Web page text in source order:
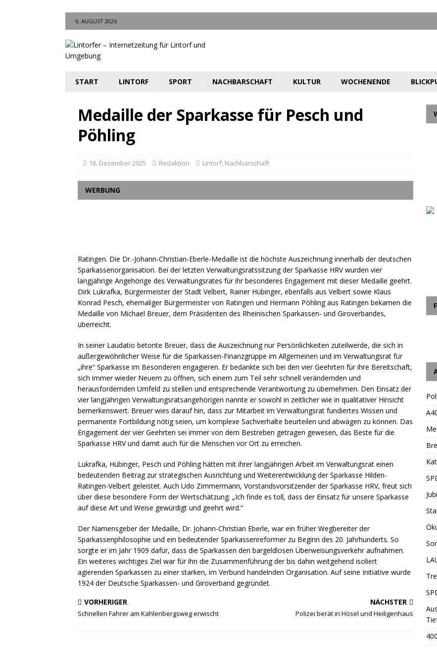
6. AUGUST 2026
START LINTORF SPORT NACHBARSCHAFT KULTUR WOCHENENDE
Medaille der Sparkasse für Pesch und
Pöhling
16. Dezember 2025 Redaktion Lintorf, Nachbarschaft
WERBUNG
Ratingen. Die Dr.-Johann-Christian-Eberle-Medaille ist die höchste Auszeichnung innerhalb der deutschen
Sparkassenorganisation. Bei der letzten Verwaltungsratssitzung der Sparkasse HRV wurden vier
langjährige Angehörige des Verwaltungsrates für ihr besonderes Engagement mit dieser Medaille geehrt.
Dirk Lukrafka, Bürgermeister der Stadt Velbert, Rainer Hübinger, ebenfalls aus Velbert sowie Klaus
Konrad Pesch, ehemaliger Bürgermeister von Ratingen und Hermann Pöhling aus Ratingen bekamen die
Medaille von Michael Breuer, dem Präsidenten des Rheinischen Sparkassen- und Giroverbandes,
überreicht.
In seiner Laudatio betonte Breuer, dass die Auszeichnung nur Persönlichkeiten zuteilwerde, die sich in
außergewöhnlicher Weise für die Sparkassen-Finanzgruppe im Allgemeinen und im Verwaltungsrat für
„ihre“ Sparkasse im Besonderen engagieren. Er bedankte sich bei den vier Geehrten für ihre Bereitschaft,
sich immer wieder Neuem zu öffnen, sich einem zum Teil sehr schnell verändernden und
herausfordernden Umfeld zu stellen und entsprechende Verantwortung zu übernehmen. Den Einsatz der
vier langjährigen Verwaltungsratsangehörigen nannte er sowohl in zeitlicher wie in qualitativer Hinsicht
bemerkenswert. Breuer wies darauf hin, dass zur Mitarbeit im Verwaltungsrat fundiertes Wissen und
permanente Fortbildung nötig seien, um komplexe Sachverhalte beurteilen und abwägen zu können. Das
Engagement der vier Geehrten sei immer von dem Bestreben getragen gewesen, das Beste für die
Sparkasse HRV und damit auch für die Menschen vor Ort zu erreichen.
Lukrafka, Hübinger, Pesch und Pöhling hätten mit ihrer langjährigen Arbeit im Verwaltungsrat einen
bedeutenden Beitrag zur strategischen Ausrichtung und Weiterentwicklung der Sparkasse Hilden-
Ratingen-Velbert geleistet. Auch Udo Zimmermann, Vorstandsvorsitzender der Sparkasse HRV, freut sich
über diese besondere Form der Wertschätzung: „Ich finde es toll, dass der Einsatz für unsere Sparkasse
auf diese Art und Weise gewürdigt und geehrt wird.“
Der Namensgeber der Medaille, Dr. Johann-Christian Eberle, war ein früher Wegbereiter der
Sparkassenphilosophie und ein bedeutender Sparkassenreformer zu Beginn des 20. Jahrhunderts. So
sorgte er im Jahr 1909 dafür, dass die Sparkassen den bargeldlosen Überweisungsverkehr aufnahmen.
Ein weiteres wichtiges Ziel war für ihn die Zusammenführung der bis dahin weitgehend isoliert
agierenden Sparkassen zu einer starken, im Verbund handelnden Organisation. Auf seine Initiative wurde
1924 der Deutsche Sparkassen- und Giroverband gegründet.
VORHERIGER
Schnellen Fahrer am Kahlenbergsweg erwischt
NÄCHSTER
Polizei berät in Hösel und Heiligenhaus